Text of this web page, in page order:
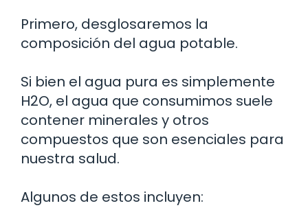
Primero, desglosaremos la
composición del agua potable.
Si bien el agua pura es simplemente
H2O, el agua que consumimos suele
contener minerales y otros
compuestos que son esenciales para
nuestra salud.
Algunos de estos incluyen: